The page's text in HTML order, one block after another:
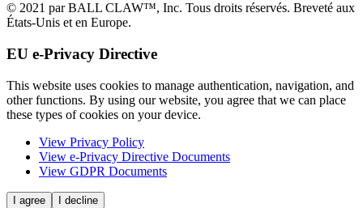
© 2021 par BALL CLAW™, Inc. Tous droits réservés. Breveté aux
États-Unis et en Europe.
EU e-Privacy Directive
This website uses cookies to manage authentication, navigation, and
other functions. By using our website, you agree that we can place
these types of cookies on your device.
View Privacy Policy
View e-Privacy Directive Documents
View GDPR Documents
I agree I decline